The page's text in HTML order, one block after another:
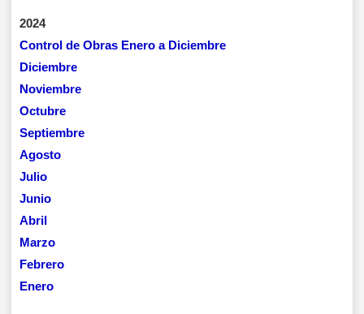
2024
Control de Obras Enero a Diciembre
Diciembre
Noviembre
Octubre
Septiembre
Agosto
Julio
Junio
Abril
Marzo
Febrero
Enero